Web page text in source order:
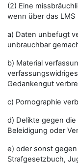
(2) Eine
wenn über das LMS
a) Daten unbefugt
unbrauchbar
b) Material
Gedankengut
c) Pornographie
d) Delikte gegen
Beleidigung oder
e) oder sonst
Strafgesetzbuch,